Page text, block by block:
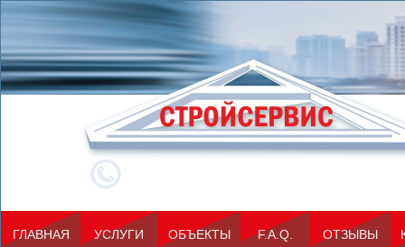
ГЛАВНАЯ УСЛУГИ ОБЪЕКТЫ F.A.Q. ОТЗЫВЫ